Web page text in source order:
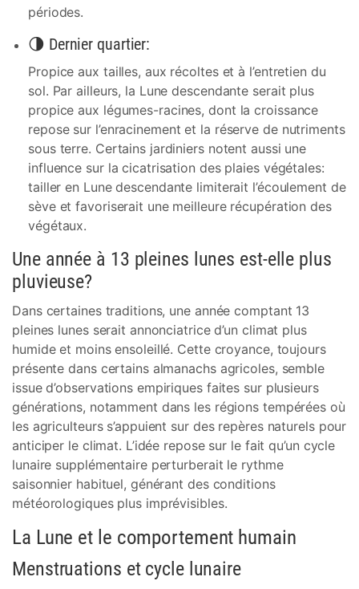
périodes.
🌗 Dernier quartier:
Propice aux tailles, aux récoltes et à l’entretien du
sol. Par ailleurs, la Lune descendante serait plus
propice aux légumes-racines, dont la croissance
repose sur l’enracinement et la réserve de nutriments
sous terre. Certains jardiniers notent aussi une
influence sur la cicatrisation des plaies végétales:
tailler en Lune descendante limiterait l’écoulement de
sève et favoriserait une meilleure récupération des
végétaux.
Une année à 13 pleines lunes est-elle plus
pluvieuse?
Dans certaines traditions, une année comptant 13
pleines lunes serait annonciatrice d’un climat plus
humide et moins ensoleillé. Cette croyance, toujours
présente dans certains almanachs agricoles, semble
issue d’observations empiriques faites sur plusieurs
générations, notamment dans les régions tempérées où
les agriculteurs s’appuient sur des repères naturels pour
anticiper le climat. L’idée repose sur le fait qu’un cycle
lunaire supplémentaire perturberait le rythme
saisonnier habituel, générant des conditions
météorologiques plus imprévisibles.
La Lune et le comportement humain
Menstruations et cycle lunaire